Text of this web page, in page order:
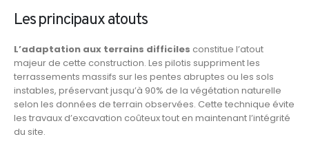
Les principaux atouts
L’adaptation aux terrains difficiles constitue l’atout
majeur de cette construction. Les pilotis suppriment les
terrassements massifs sur les pentes abruptes ou les sols
instables, préservant jusqu’à 90% de la végétation naturelle
selon les données de terrain observées. Cette technique évite
les travaux d’excavation coûteux tout en maintenant l’intégrité
du site.